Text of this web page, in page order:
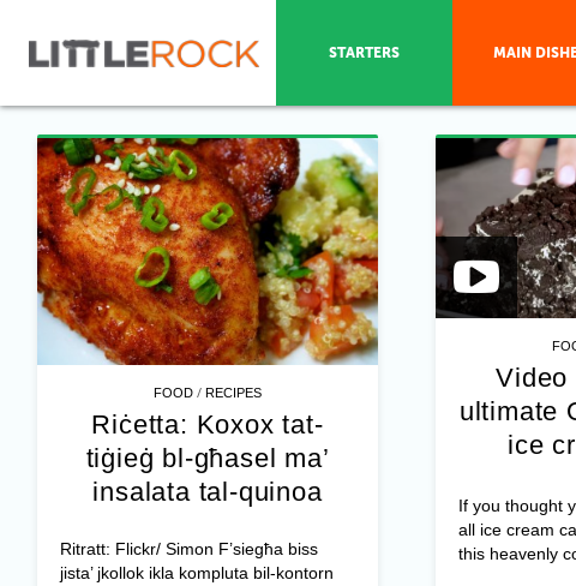
FOOD /RECIPES
Riċetta: Koxox tat-
tiġieġ bl-għasel ma’
insalata tal-quinoa
Ritratt: Flickr/ Simon F’siegħa biss
jista’ jkollok ikla kompluta bil-kontorn
Video
ultimate
ice
If you thought
all ice cream
this heavenly
STARTERS MAIN